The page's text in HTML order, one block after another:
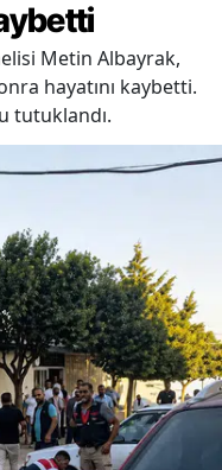
Metin Albayrak,
hayatını kaybetti.
tutuklandı.